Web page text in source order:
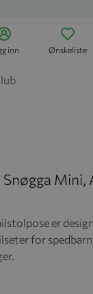
inn Ønskeliste
Mini,
er
for